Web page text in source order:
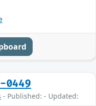
0449
- Published: - Updated: